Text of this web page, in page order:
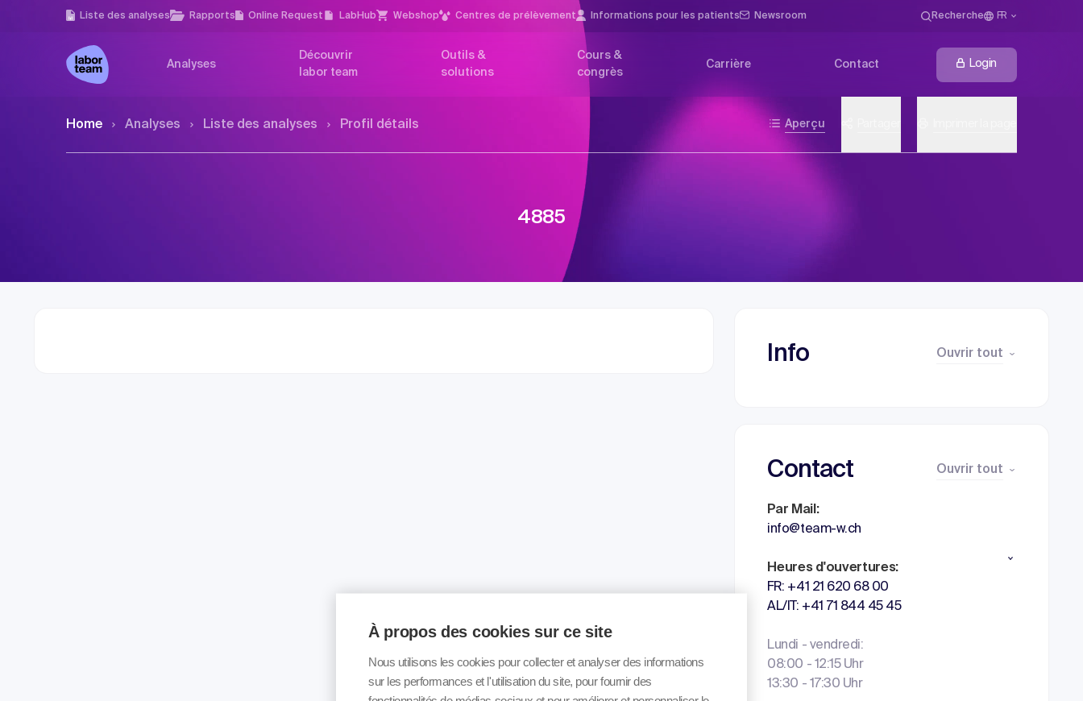
Liste des analyses Rapports Online Request LabHub Webshop Centres de prélèvement Infor­mations pour les patients Newsroom Recherche FR
Analyses
Découvrir
labor team
Outils &
solutions
Cours &
congrès
Carrière Contact Login
Home Analyses Liste des analyses Profil détails Aperçu
4885
Info Ouvrir tout
Contact Ouvrir tout
Par Mail:
info@team-w.ch
Heures d'ouvertures:
FR: +41 21 620 68 00
AL/IT: +41 71 844 45 45
Lundi - vendredi:
08:00 - 12:15 Uhr
13:30 - 17:30 Uhr
À propos des cookies sur ce site
Nous utilisons les cookies pour collecter et analyser des informations
sur les performances et l'utilisation du site, pour fournir des